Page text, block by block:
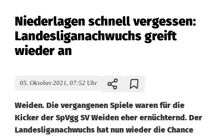
Niederlagen schnell vergessen:
Landesliganachwuchs greift
wieder an
05. Oktober 2021, 07:52 Uhr
Weiden. Die vergangenen Spiele waren für die
Kicker der SpVgg SV Weiden eher ernüchternd. Der
Landesliganachwuchs hat nun wieder die Chance